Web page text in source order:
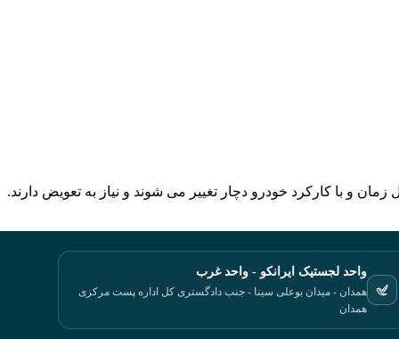
و با کارکرد خودرو دچار تغییر می شوند و نیاز به تعویض دارند.
واحد لجستیک ایرانکو - واحد غرب
همدان - میدان بوعلی سینا - جنب دادگستری کل اداره پست مرکزی
همدان